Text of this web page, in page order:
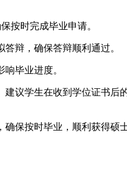
按时完成毕业申请。
辩，确保答辩顺利通过。
毕业进度。
议学生在收到学位证书后
保按时毕业，顺利获得硕